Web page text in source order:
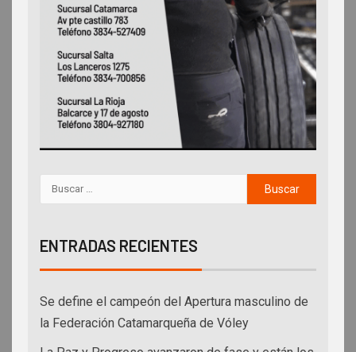
ENTRADAS RECIENTES
Se define el campeón del Apertura masculino de
la Federación Catamarqueña de Vóley